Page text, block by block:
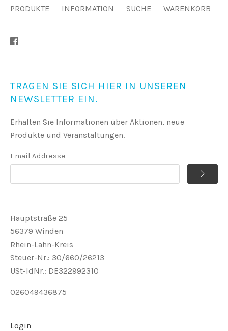
PRODUKTE INFORMATION SUCHE WARENKORB
TRAGEN SIE SICH HIER IN UNSEREN
NEWSLETTER EIN.
Erhalten Sie Informationen über Aktionen, neue
Produkte und Veranstaltungen.
Email Addresse
Hauptstraße 25
56379 Winden
Rhein-Lahn-Kreis
Steuer-Nr.: 30/660/26213
USt-IdNr.: DE322992310
026049436875
Login